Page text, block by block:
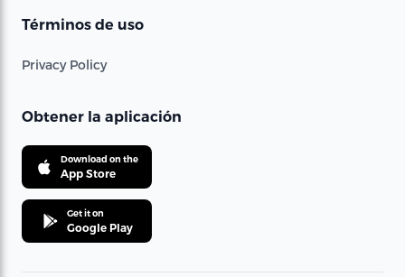
Términos de uso
Privacy Policy
Obtener la aplicación
Download on the
App Store
Get it on
Google Play